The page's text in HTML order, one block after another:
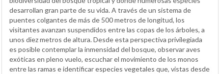
desarrollan gran parte de su vida. A través de un sistema de
puentes colgantes de más de 500 metros de longitud, los
visitantes avanzan suspendidos entre las copas de los árboles, a
unos diez metros de altura. Desde esta perspectiva privilegiada
es posible contemplar la inmensidad del bosque, observar aves
exóticas en pleno vuelo, escuchar el movimiento de los monos
entre las ramas e identificar especies vegetales que, vistas desde